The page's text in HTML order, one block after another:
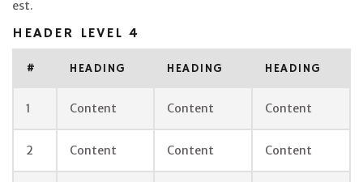
est.
HEADER LEVEL 4
# HEADING HEADING HEADING
1 Content Content Content
2 Content Content Content